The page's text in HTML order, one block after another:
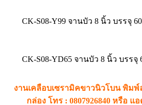
CK-S08-Y99 จานบัว 8 นิ้ว บรรจุ
CK-S08-YD65 จานบัว 8 นิ้ว บรรจุ
งานเคลือบเซรามิคขาวนิวโบน พิม
กล่อง โทร : 0807926840 หรือ แ